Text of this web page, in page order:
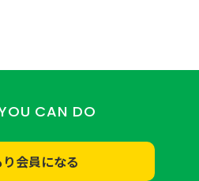
CAN DO
り会員になる